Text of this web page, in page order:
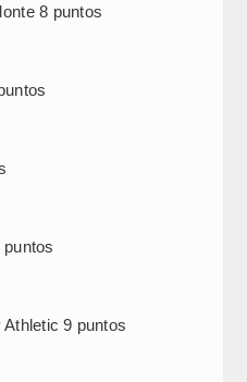
8 puntos
puntos
9 puntos